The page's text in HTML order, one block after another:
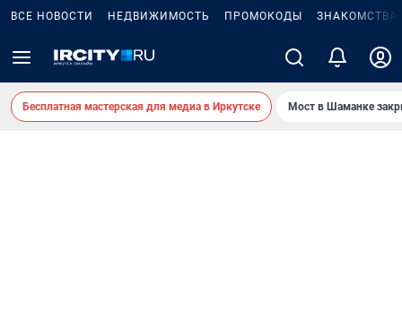
ВСЕ НОВОСТИ НЕДВИЖИМОСТЬ ПРОМОКОДЫ ЗНАКОМСТВА
Бесплатная мастерская для медиа в Иркутске Мост в Шаманке